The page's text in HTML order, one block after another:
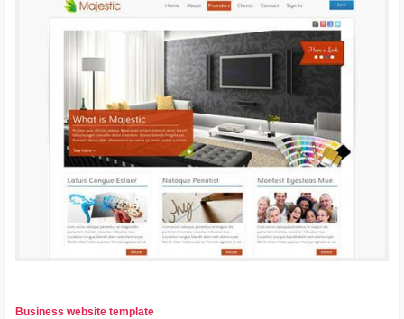
Business website template